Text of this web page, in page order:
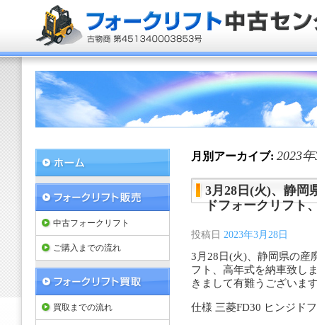
中古フォークリフト
ご購入までの流れ
買取までの流れ
月別アーカイブ: 2023
3月28日(火)、静岡
ドフォークリフト
投稿日 2023年3月28日
3月28日(火)、静岡県の産
フト、高年式を納車致し
きまして有難うございま
仕様 三菱FD30 ヒンジド